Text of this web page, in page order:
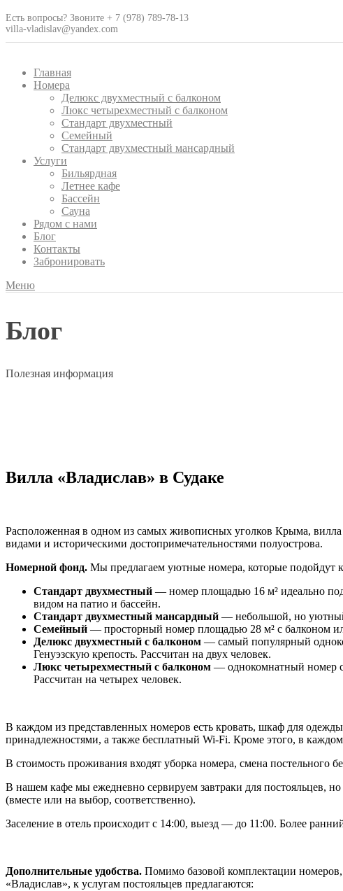
Есть вопросы? Звоните + 7 (978) 789-78-13
villa-vladislav@yandex.com
Главная
Номера
Делюкс двухместный с балконом
Люкс четырехместный с балконом
Стандарт двухместный
Семейный
Стандарт двухместный мансардный
Услуги
Бильярдная
Летнее кафе
Бассейн
Сауна
Рядом с нами
Блог
Контакты
Забронировать
Меню
Блог
Полезная информация
Вилла «Владислав» в Судаке
Расположенная в одном из самых живописных уголков Крыма,
видами и историческими достопримечательностями полуострова.
Номерной фонд. Мы предлагаем уютные номера, которые подойдут
Стандарт двухместный — номер площадью 16 м² идеально
видом на патио и бассейн.
Стандарт двухместный мансардный — небольшой, но уютный
Семейный — просторный номер площадью 28 м² с балконом
Делюкс двухместный с балконом — самый популярный
Генуэзскую крепость. Рассчитан на двух человек.
Люкс четырехместный с балконом — однокомнатный номер
Рассчитан на четырех человек.
В каждом из представленных номеров есть кровать, шкаф для
принадлежностями, а также бесплатный Wi-Fi. Кроме этого, в
В стоимость проживания входят уборка номера, смена постельного
В нашем кафе мы ежедневно сервируем завтраки для постояльцев,
(вместе или на выбор, соответственно).
Заселение в отель происходит с 14:00, выезд — до 11:00. Более
Дополнительные удобства. Помимо базовой комплектации номеров,
«Владислав», к услугам постояльцев предлагаются: